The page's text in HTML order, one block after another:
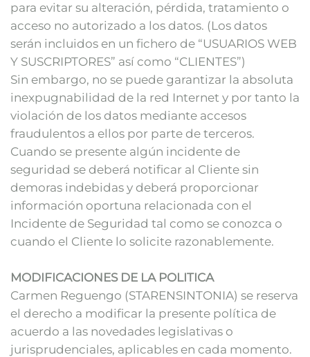
para evitar su alteración, pérdida, tratamiento o
acceso no autorizado a los datos. (Los datos
serán incluidos en un fichero de “USUARIOS WEB
Y SUSCRIPTORES” así como “CLIENTES”)
Sin embargo, no se puede garantizar la absoluta
inexpugnabilidad de la red Internet y por tanto la
violación de los datos mediante accesos
fraudulentos a ellos por parte de terceros.
Cuando se presente algún incidente de
seguridad se deberá notificar al Cliente sin
demoras indebidas y deberá proporcionar
información oportuna relacionada con el
Incidente de Seguridad tal como se conozca o
cuando el Cliente lo solicite razonablemente.
MODIFICACIONES DE LA POLITICA
Carmen Reguengo (STARENSINTONIA) se reserva
el derecho a modificar la presente política de
acuerdo a las novedades legislativas o
jurisprudenciales, aplicables en cada momento.